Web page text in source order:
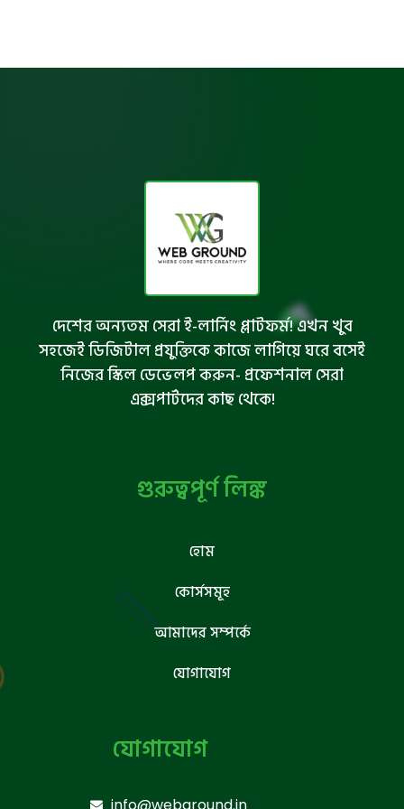
দেশের অন্যতম সেরা ই-লার্নিং প্লাটফর্ম! এখন খুব
সহজেই ডিজিটাল প্রযুক্তিকে কাজে লাগিয়ে ঘরে বসেই
নিজের স্কিল ডেভেলপ করুন- প্রফেশনাল সেরা
এক্সপার্টদের কাছ থেকে!
গুরুত্বপূর্ণ লিঙ্ক
হোম
কোর্সসমূহ
আমাদের সম্পর্কে
যোগাযোগ
যোগাযোগ